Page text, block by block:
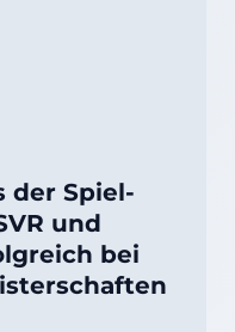
der Spiel-
und
bei